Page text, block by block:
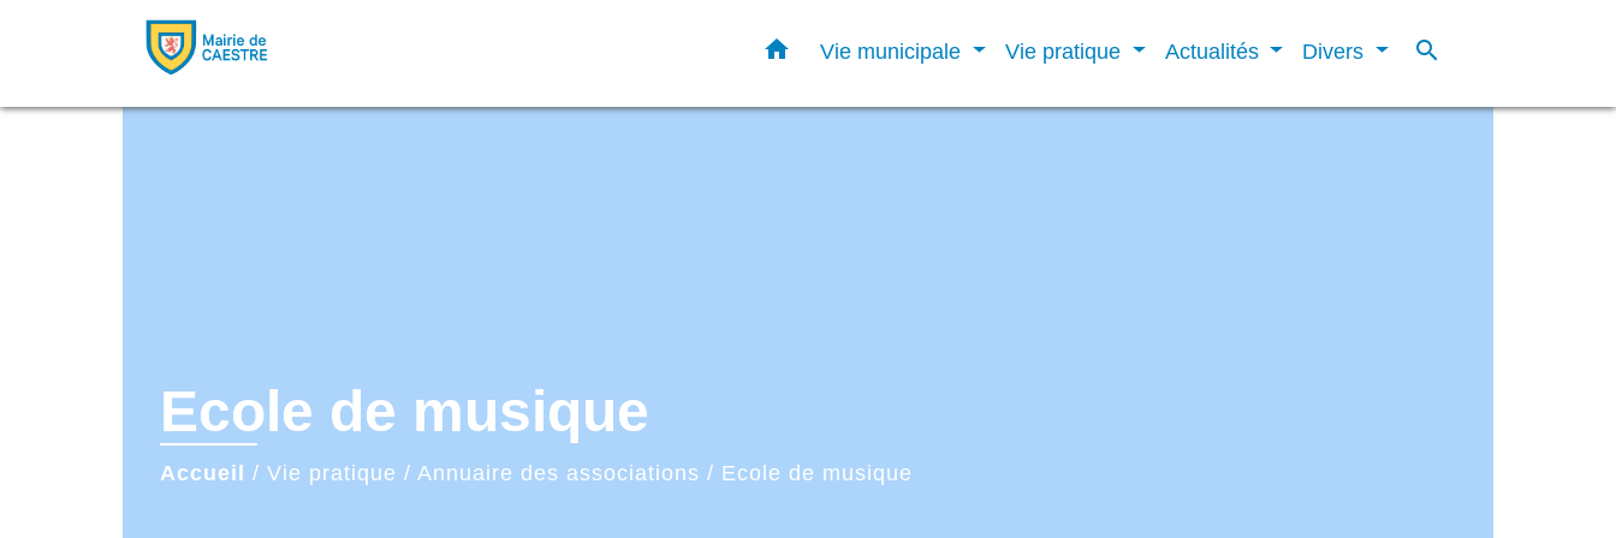
home Vie municipale Vie pratique Actualités Divers search
Ecole de musique
Accueil / Vie pratique / Annuaire des associations / Ecole de musique